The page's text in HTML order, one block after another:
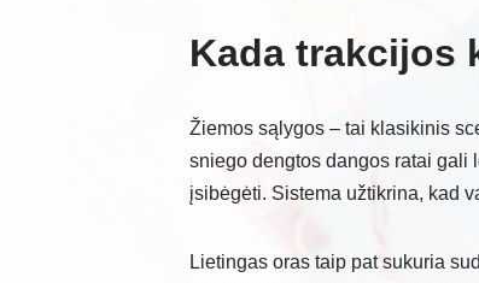
Kada trakcijos
Žiemos sąlygos – tai klasikinis
sniego dengtos dangos ratai gali
įsibėgėti. Sistema užtikrina, kad
Lietingas oras taip pat sukuria